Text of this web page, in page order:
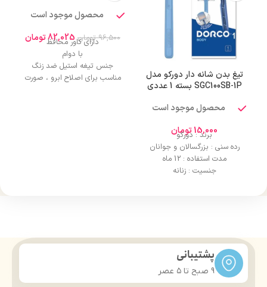
تیغ بدن شانه دار دورکو مدل
SGC100SB-1P بسته 1 عددی
محصول موجود است
15,000تومان
برند : دورکو
رده سنی : بزرگسالان و جوانان
مدت استفاده : 12 ماه
جنسیت : زنانه
محصول موجود است
96,500 تومان 82,025توماندارای کاور محافظ
با دوام
جنس تیغه استیل ضد زنگ
مناسب برای اصلاح ابرو ، صورت
پشتیبانی
9 صبح تا ۵ عصر